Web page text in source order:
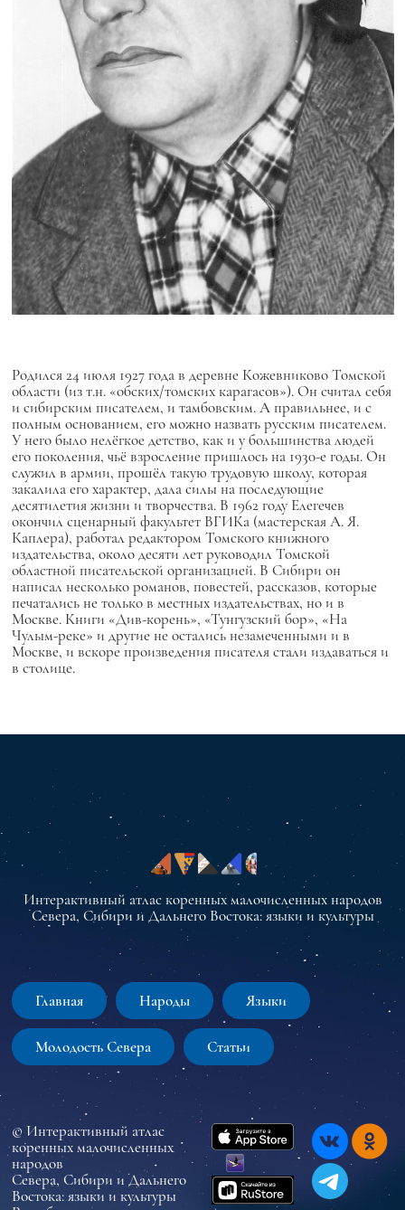
Родился 24 июля 1927 года в деревне Кожевниково Томской
области (из т.н. «обских/томских карагасов»). Он считал себя
и сибирским писателем, и тамбовским. А правильнее, и с
полным основанием, его можно назвать русским писателем.
У него было нелёгкое детство, как и у большинства людей
его поколения, чьё взросление пришлось на 1930-е годы. Он
служил в армии, прошёл такую трудовую школу, которая
закалила его характер, дала силы на последующие
десятилетия жизни и творчества. В 1962 году Елегечев
окончил сценарный факультет ВГИКа (мастерская А. Я.
Каплера), работал редактором Томского книжного
издательства, около десяти лет руководил Томской
областной писательской организацией. В Сибири он
написал несколько романов, повестей, рассказов, которые
печатались не только в местных издательствах, но и в
Москве. Книги «Див-корень», «Тунгузский бор», «На
Чулым-реке» и другие не остались незамеченными и в
Москве, и вскоре произведения писателя стали издаваться и
в столице.
Интерактивный атлас коренных малочисленных народов
Севера, Сибири и Дальнего Востока: языки и культуры
Главная Народы Языки
Молодость Севера Статьи
© Интерактивный атлас
коренных малочисленных
народов
Севера, Сибири и Дальнего
Востока: языки и культуры